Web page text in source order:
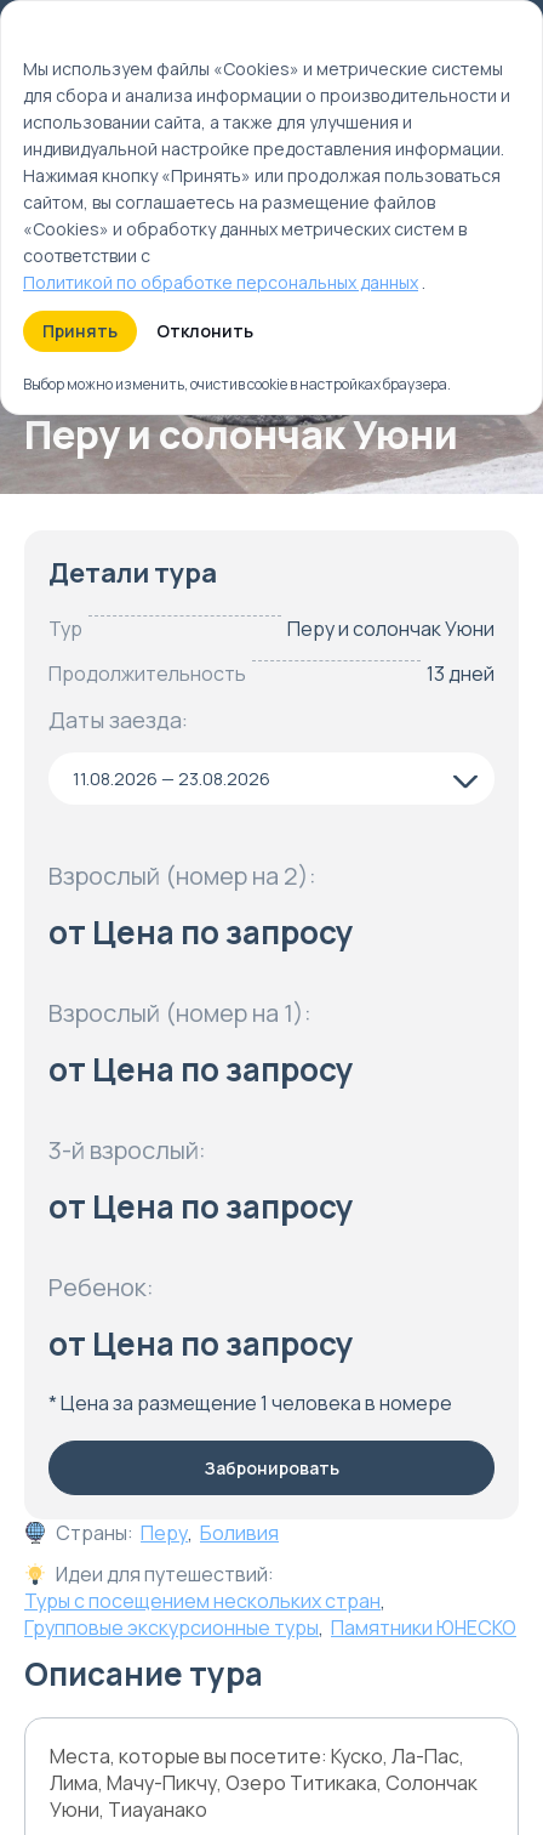
Главная
Туры
Перу и солончак Уюни
Перу и солончак Уюни
Страны: Перу, Боливия
Идеи для путешествий:
Туры с посещением нескольких стран,
Групповые экскурсионные туры, Памятники ЮНЕСКО
Описание тура
Места, которые вы посетите: Куско, Ла-Пас,
Лима, Мачу-Пикчу, Озеро Титикака, Солончак
Уюни, Тиауанако
Детали тура
Тур
Перу и солончак Уюни
Продолжительность
13 дней
Даты заезда:
11.08.2026 — 23.08.2026
Взрослый (номер на 2):
от Цена по запросу
Взрослый (номер на 1):
от Цена по запросу
3-й взрослый:
от Цена по запросу
Ребенок:
от Цена по запросу
* Цена за размещение 1 человека в номере
Забронировать
Мы используем файлы «Cookies» и метрические системы
для сбора и анализа информации о производительности и
использовании сайта, а также для улучшения и
индивидуальной настройке предоставления информации.
Нажимая кнопку «Принять» или продолжая пользоваться
сайтом, вы соглашаетесь на размещение файлов
«Cookies» и обработку данных метрических систем в
соответствии с
Политикой по обработке персональных данных.
Принять Отклонить
Выбор можно изменить, очистив cookie в настройках браузера.